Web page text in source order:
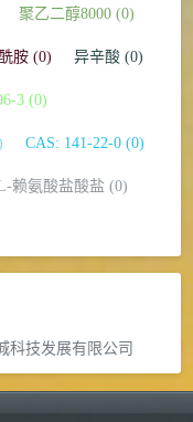
聚乙二醇8000 (0)
胺 (0) 异辛酸 (0)
3 (0)
CAS: 141-22-0 (0)
赖氨酸盐酸盐 (0)
科技发展有限公司